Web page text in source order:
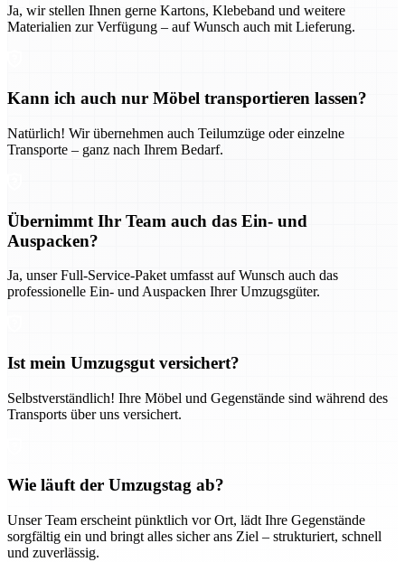
Ja, wir stellen Ihnen gerne Kartons, Klebeband und weitere
Materialien zur Verfügung – auf Wunsch auch mit Lieferung.
Kann ich auch nur Möbel transportieren lassen?
Natürlich! Wir übernehmen auch Teilumzüge oder einzelne
Transporte – ganz nach Ihrem Bedarf.
Übernimmt Ihr Team auch das Ein- und
Auspacken?
Ja, unser Full-Service-Paket umfasst auf Wunsch auch das
professionelle Ein- und Auspacken Ihrer Umzugsgüter.
Ist mein Umzugsgut versichert?
Selbstverständlich! Ihre Möbel und Gegenstände sind während des
Transports über uns versichert.
Wie läuft der Umzugstag ab?
Unser Team erscheint pünktlich vor Ort, lädt Ihre Gegenstände
sorgfältig ein und bringt alles sicher ans Ziel – strukturiert, schnell
und zuverlässig.